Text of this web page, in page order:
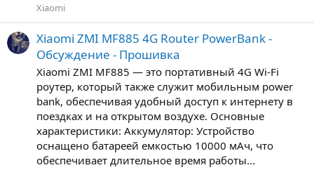
Xiaomi
Xiaomi ZMI MF885 4G Router PowerBank -
Обсуждение - Прошивка
Xiaomi ZMI MF885 — это портативный 4G Wi-Fi
роутер, который также служит мобильным power
bank, обеспечивая удобный доступ к интернету в
поездках и на открытом воздухе. Основные
характеристики: Аккумулятор: Устройство
оснащено батареей емкостью 10000 мАч, что
обеспечивает длительное время работы...